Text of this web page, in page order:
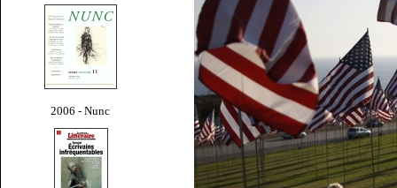
2006 - Nunc